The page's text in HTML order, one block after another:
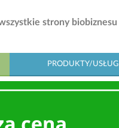
strony biobiznesu
PRODUKTY/USŁUGI